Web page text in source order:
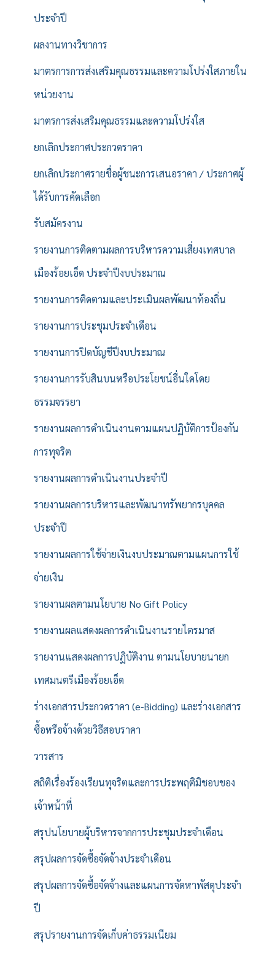
ประจำปี
ผลงานทางวิชาการ
มาตรการการส่งเสริมคุณธรรมและความโปร่งใสภายใน
หน่วยงาน
มาตรการส่งเสริมคุณธรรมและความโปร่งใส
ยกเลิกประกาศประกวดราคา
ยกเลิกประกาศรายชื่อผู้ชนะการเสนอราคา / ประกาศผู้
ได้รับการคัดเลือก
รับสมัครงาน
รายงานการติดตามผลการบริหารความเสี่ยงเทศบาล
เมืองร้อยเอ็ด ประจำปีงบประมาณ
รายงานการติดตามและประเมินผลพัฒนาท้องถิ่น
รายงานการประชุมประจำเดือน
รายงานการปิดบัญชีปีงบประมาณ
รายงานการรับสินบนหรือประโยชน์อื่นใดโดย
ธรรมจรรยา
รายงานผลการดำเนินงานตามแผนปฏิบัติการป้องกัน
การทุจริต
รายงานผลการดำเนินงานประจำปี
รายงานผลการบริหารและพัฒนาทรัพยากรบุคคล
ประจำปี
รายงานผลการใช้จ่ายเงินงบประมาณตามแผนการใช้
จ่ายเงิน
รายงานผลตามนโยบาย No Gift Policy
รายงานผลแสดงผลการดำเนินงานรายไตรมาส
รายงานแสดงผลการปฏิบัติงาน ตามนโยบายนายก
เทศมนตรีเมืองร้อยเอ็ด
ร่างเอกสารประกวดราคา (e-Bidding) และร่างเอกสาร
ซื้อหรือจ้างด้วยวิธีสอบราคา
วารสาร
สถิติเรื่องร้องเรียนทุจริตและการประพฤติมิชอบของ
เจ้าหน้าที่
สรุปนโยบายผู้บริหารจากการประชุมประจำเดือน
สรุปผลการจัดซื้อจัดจ้างประจำเดือน
สรุปผลการจัดซื้อจัดจ้างและแผนการจัดหาพัสดุประจำ
ปี
สรุปรายงานการจัดเก็บค่าธรรมเนียม